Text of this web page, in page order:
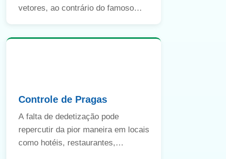
vetores, ao contrário do famoso
Controle de Pragas
A falta de dedetização pode
repercutir da pior maneira em locais
como hotéis, restaurantes,